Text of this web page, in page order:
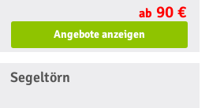
ab 90 €
Angebote anzeigen
Segeltörn